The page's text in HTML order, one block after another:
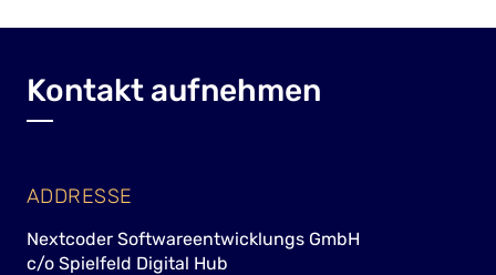
Kontakt aufnehmen
ADDRESSE
Nextcoder Softwareentwicklungs GmbH
c/o Spielfeld Digital Hub